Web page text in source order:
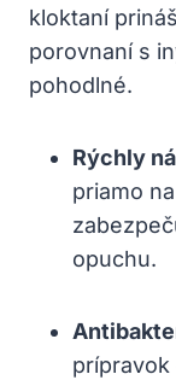
kloktaní
porovnaní s
pohodlné.
Rýchly
priamo
opuchu.